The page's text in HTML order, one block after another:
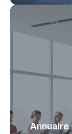
Annuaire